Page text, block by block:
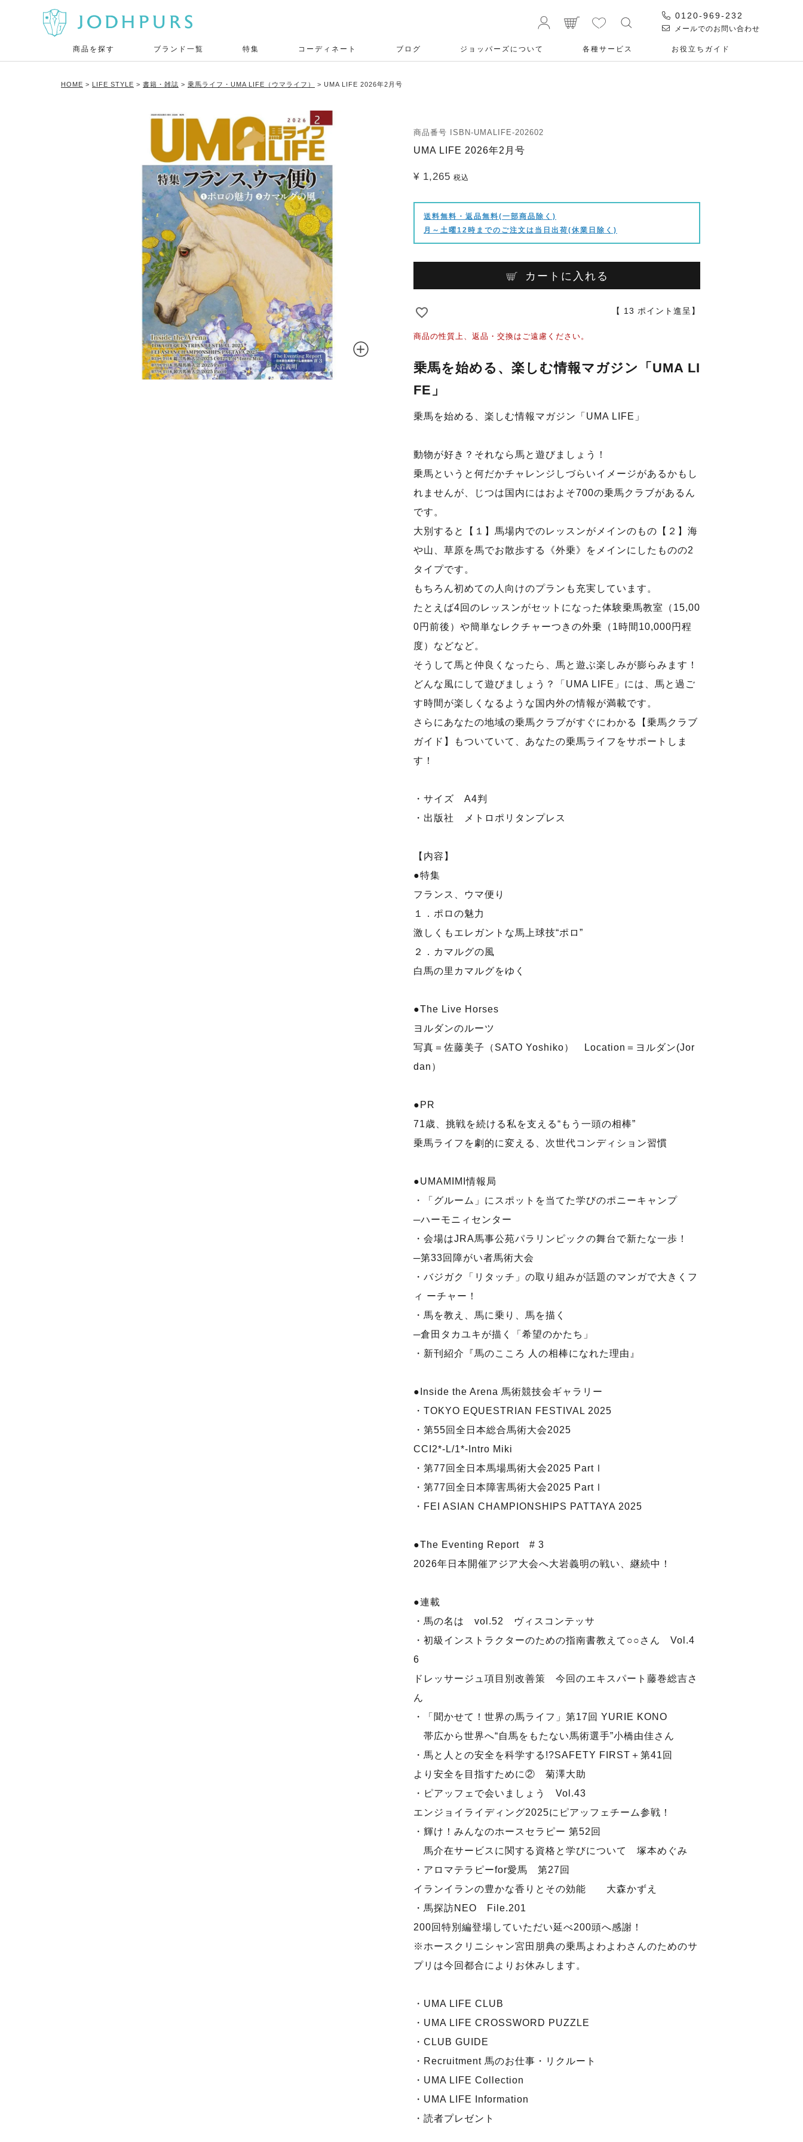
0120-969-232
メールでのお問い合わせ
商品を探す ブランド一覧 特集 コーディネート ブログ ジョッパーズについて 各種サービス お役⽴ちガイド
HOME LIFE STYLE 書籍・雑誌 乗馬ライフ・UMA LIFE（ウマライフ） UMA LIFE 2026年2月号
商品番号 ISBN-UMALIFE-202602
UMA LIFE 2026年2月号
¥ 1,265 税込
送料無料・返品無料(一部商品除く)
月～土曜12時までのご注文は当日出荷(休業日除く)
カートに入れる
【 13 ポイント進呈】
商品の性質上、返品・交換はご遠慮ください。
乗馬を始める、楽しむ情報マガジン「UMA LI
FE」
乗馬を始める、楽しむ情報マガジン「UMA LIFE」
動物が好き？それなら馬と遊びましょう！
乗馬というと何だかチャレンジしづらいイメージがあるかもし
れませんが、じつは国内にはおよそ700の乗馬クラブがあるん
です。
大別すると【１】馬場内でのレッスンがメインのもの【２】海
や山、草原を馬でお散歩する《外乗》をメインにしたものの2
タイプです。
もちろん初めての人向けのプランも充実しています。
たとえば4回のレッスンがセットになった体験乗馬教室（15,00
0円前後）や簡単なレクチャーつきの外乗（1時間10,000円程
度）などなど。
そうして馬と仲良くなったら、馬と遊ぶ楽しみが膨らみます！
どんな風にして遊びましょう？「UMA LIFE」には、馬と過ご
す時間が楽しくなるような国内外の情報が満載です。
さらにあなたの地域の乗馬クラブがすぐにわかる【乗馬クラブ
ガイド】もついていて、あなたの乗馬ライフをサポートしま
す！
・サイズ A4判
・出版社 メトロポリタンプレス
【内容】
●特集
フランス、ウマ便り
１．ポロの魅力
激しくもエレガントな馬上球技“ポロ”
２．カマルグの風
白馬の里カマルグをゆく
●The Live Horses
ヨルダンのルーツ
写真＝佐藤美子（SATO Yoshiko） Location＝ヨルダン(Jor
dan）
●PR
71歳、挑戦を続ける私を支える“もう一頭の相棒”
乗馬ライフを劇的に変える、次世代コンディション習慣
●UMAMIMI情報局
・「グルーム」にスポットを当てた学びのポニーキャンプ
─ハーモニィセンター
・会場はJRA馬事公苑パラリンピックの舞台で新たな一歩！
─第33回障がい者馬術大会
・バジガク「リタッチ」の取り組みが話題のマンガで大きくフ
ィ ーチャー！
・馬を教え、馬に乗り、馬を描く
─倉田タカユキが描く「希望のかたち」
・新刊紹介『馬のこころ 人の相棒になれた理由』
●Inside the Arena 馬術競技会ギャラリー
・TOKYO EQUESTRIAN FESTIVAL 2025
・第55回全日本総合馬術大会2025
CCI2*-L/1*-Intro Miki
・第77回全日本馬場馬術大会2025 PartⅠ
・第77回全日本障害馬術大会2025 PartⅠ
・FEI ASIAN CHAMPIONSHIPS PATTAYA 2025
●The Eventing Report # 3
2026年日本開催アジア大会へ大岩義明の戦い、継続中！
●連載
・馬の名は vol.52 ヴィスコンテッサ
・初級インストラクターのための指南書教えて○○さん Vol.4
6
ドレッサージュ項目別改善策 今回のエキスパート藤巻総吉さ
ん
・「聞かせて！世界の馬ライフ」第17回 YURIE KONO
帯広から世界へ“自馬をもたない馬術選手”小橋由佳さん
・馬と人との安全を科学する!?SAFETY FIRST＋第41回
より安全を目指すために② 菊澤大助
・ピアッフェで会いましょう Vol.43
エンジョイライディング2025にピアッフェチーム参戦！
・輝け！みんなのホースセラピー 第52回
馬介在サービスに関する資格と学びについて 塚本めぐみ
・アロマテラピーfor愛馬 第27回
イランイランの豊かな香りとその効能 大森かずえ
・馬探訪NEO File.201
200回特別編登場していただい延べ200頭へ感謝！
※ホースクリニシャン宮田朋典の乗馬よわよわさんのためのサ
プリは今回都合によりお休みします。
・UMA LIFE CLUB
・UMA LIFE CROSSWORD PUZZLE
・CLUB GUIDE
・Recruitment 馬のお仕事・リクルート
・UMA LIFE Collection
・UMA LIFE Information
・読者プレゼント